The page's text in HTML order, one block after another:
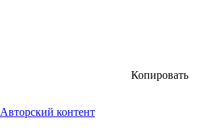
Копировать
Авторский контент